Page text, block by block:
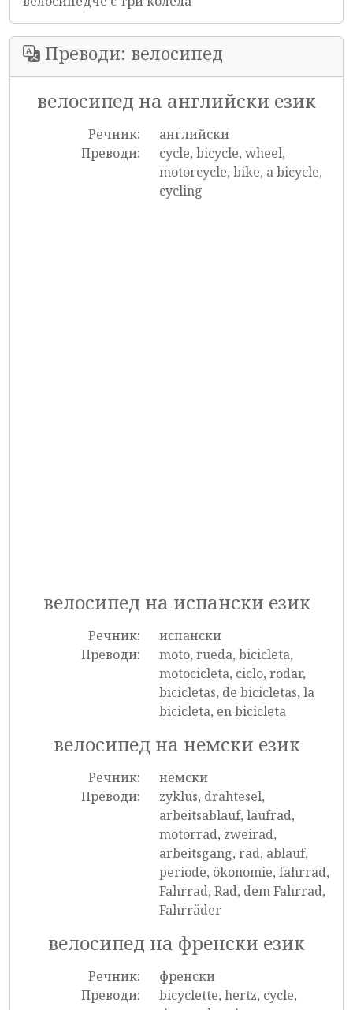
Преводи: велосипед
велосипед на английски език
Речник:
английски
Преводи:
cycle, bicycle, wheel,
motorcycle, bike, a bicycle,
cycling
велосипед на испански език
Речник:
испански
Преводи:
moto, rueda, bicicleta,
motocicleta, ciclo, rodar,
bicicletas, de bicicletas, la
bicicleta, en bicicleta
велосипед на немски език
Речник:
немски
Преводи:
zyklus, drahtesel,
arbeitsablauf, laufrad,
motorrad, zweirad,
arbeitsgang, rad, ablauf,
periode, ökonomie, fahrrad,
Fahrrad, Rad, dem Fahrrad,
Fahrräder
велосипед на френски език
Речник:
френски
Преводи:
bicyclette, hertz, cycle,